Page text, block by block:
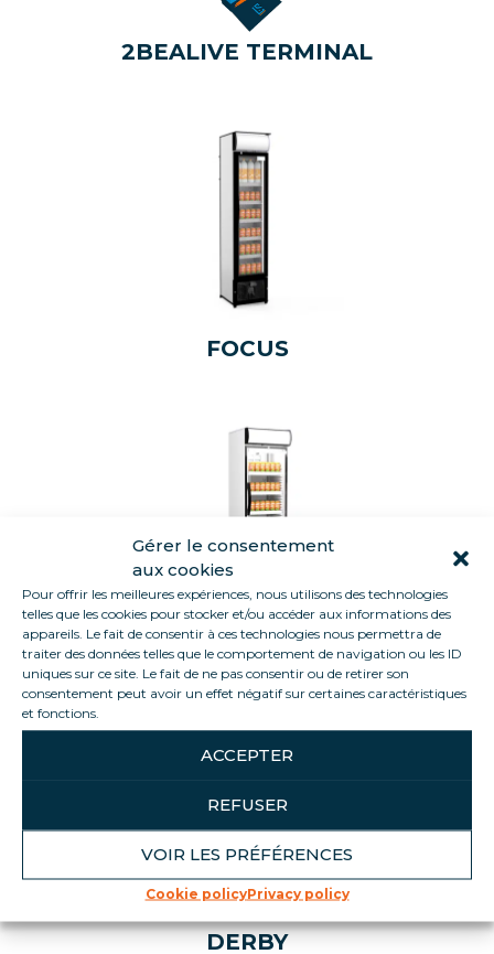
Gérer le consentement
aux cookies
Pour offrir les meilleures expériences, nous utilisons des technologies
telles que les cookies pour stocker et/ou accéder aux informations des
appareils. Le fait de consentir à ces technologies nous permettra de
traiter des données telles que le comportement de navigation ou les ID
uniques sur ce site. Le fait de ne pas consentir ou de retirer son
consentement peut avoir un effet négatif sur certaines caractéristiques
et fonctions.
ACCEPTER
REFUSER
VOIR LES PRÉFÉRENCES
Cookie policyPrivacy policy
2BEALIVE TERMINAL
FOCUS
OMEGA
DERBY